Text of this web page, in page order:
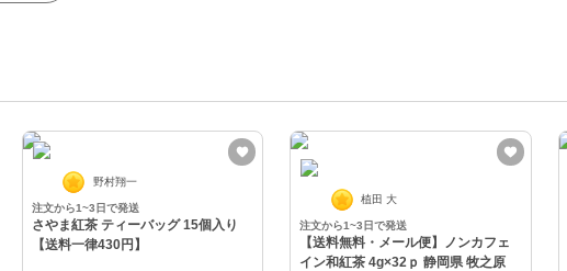
野村翔一
注文から1~3日で発送
さやま紅茶 ティーバッグ 15個入り
【送料一律430円】
植田 大
注文から1~3日で発送
【送料無料・メール便】ノンカフェ
イン和紅茶 4g×32ｐ 静岡県 牧之原